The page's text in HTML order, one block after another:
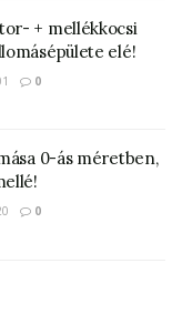
+ mellékkocsi
elé!
0
0-ás méretben,
0